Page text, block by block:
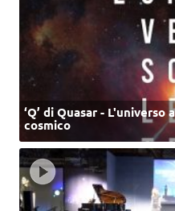
‘Q’ di Quasar -
cosmico